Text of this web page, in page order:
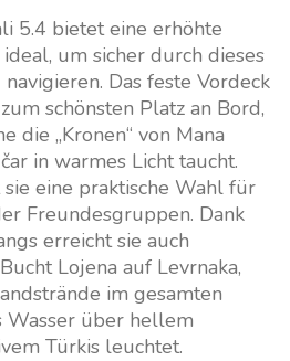
5.4 bietet eine erhöhte
um sicher durch dieses
Das feste Vordeck
schönsten Platz an Bord,
die „Kronen“ von Mana
in warmes Licht taucht.
sie eine praktische Wahl für
Freundesgruppen. Dank
erreicht sie auch
Lojena auf Levrnaka,
im gesamten
Wasser über hellem
Türkis leuchtet.